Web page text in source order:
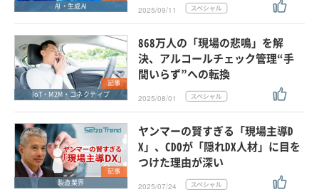
AI・生成AI
2025/09/11
記事
IoT・M2M・コネクティブ
868万人の「現場の悲鳴」を解
決、アルコールチェック管理“手
間いらず”への転換
2025/08/01
記事
製造業界
ヤンマーの賢すぎる「現場主導D
X」、CDOが「隠れDX人材」に目を
つけた理由が深い
2025/07/24